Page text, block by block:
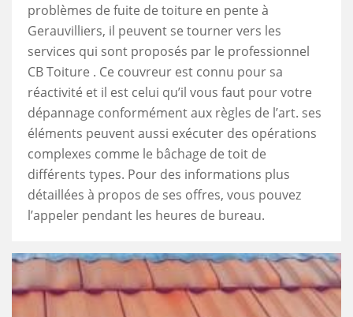
problèmes de fuite de toiture en pente à
Gerauvilliers, il peuvent se tourner vers les
services qui sont proposés par le professionnel
CB Toiture . Ce couvreur est connu pour sa
réactivité et il est celui qu’il vous faut pour votre
dépannage conformément aux règles de l’art. ses
éléments peuvent aussi exécuter des opérations
complexes comme le bâchage de toit de
différents types. Pour des informations plus
détaillées à propos de ses offres, vous pouvez
l’appeler pendant les heures de bureau.